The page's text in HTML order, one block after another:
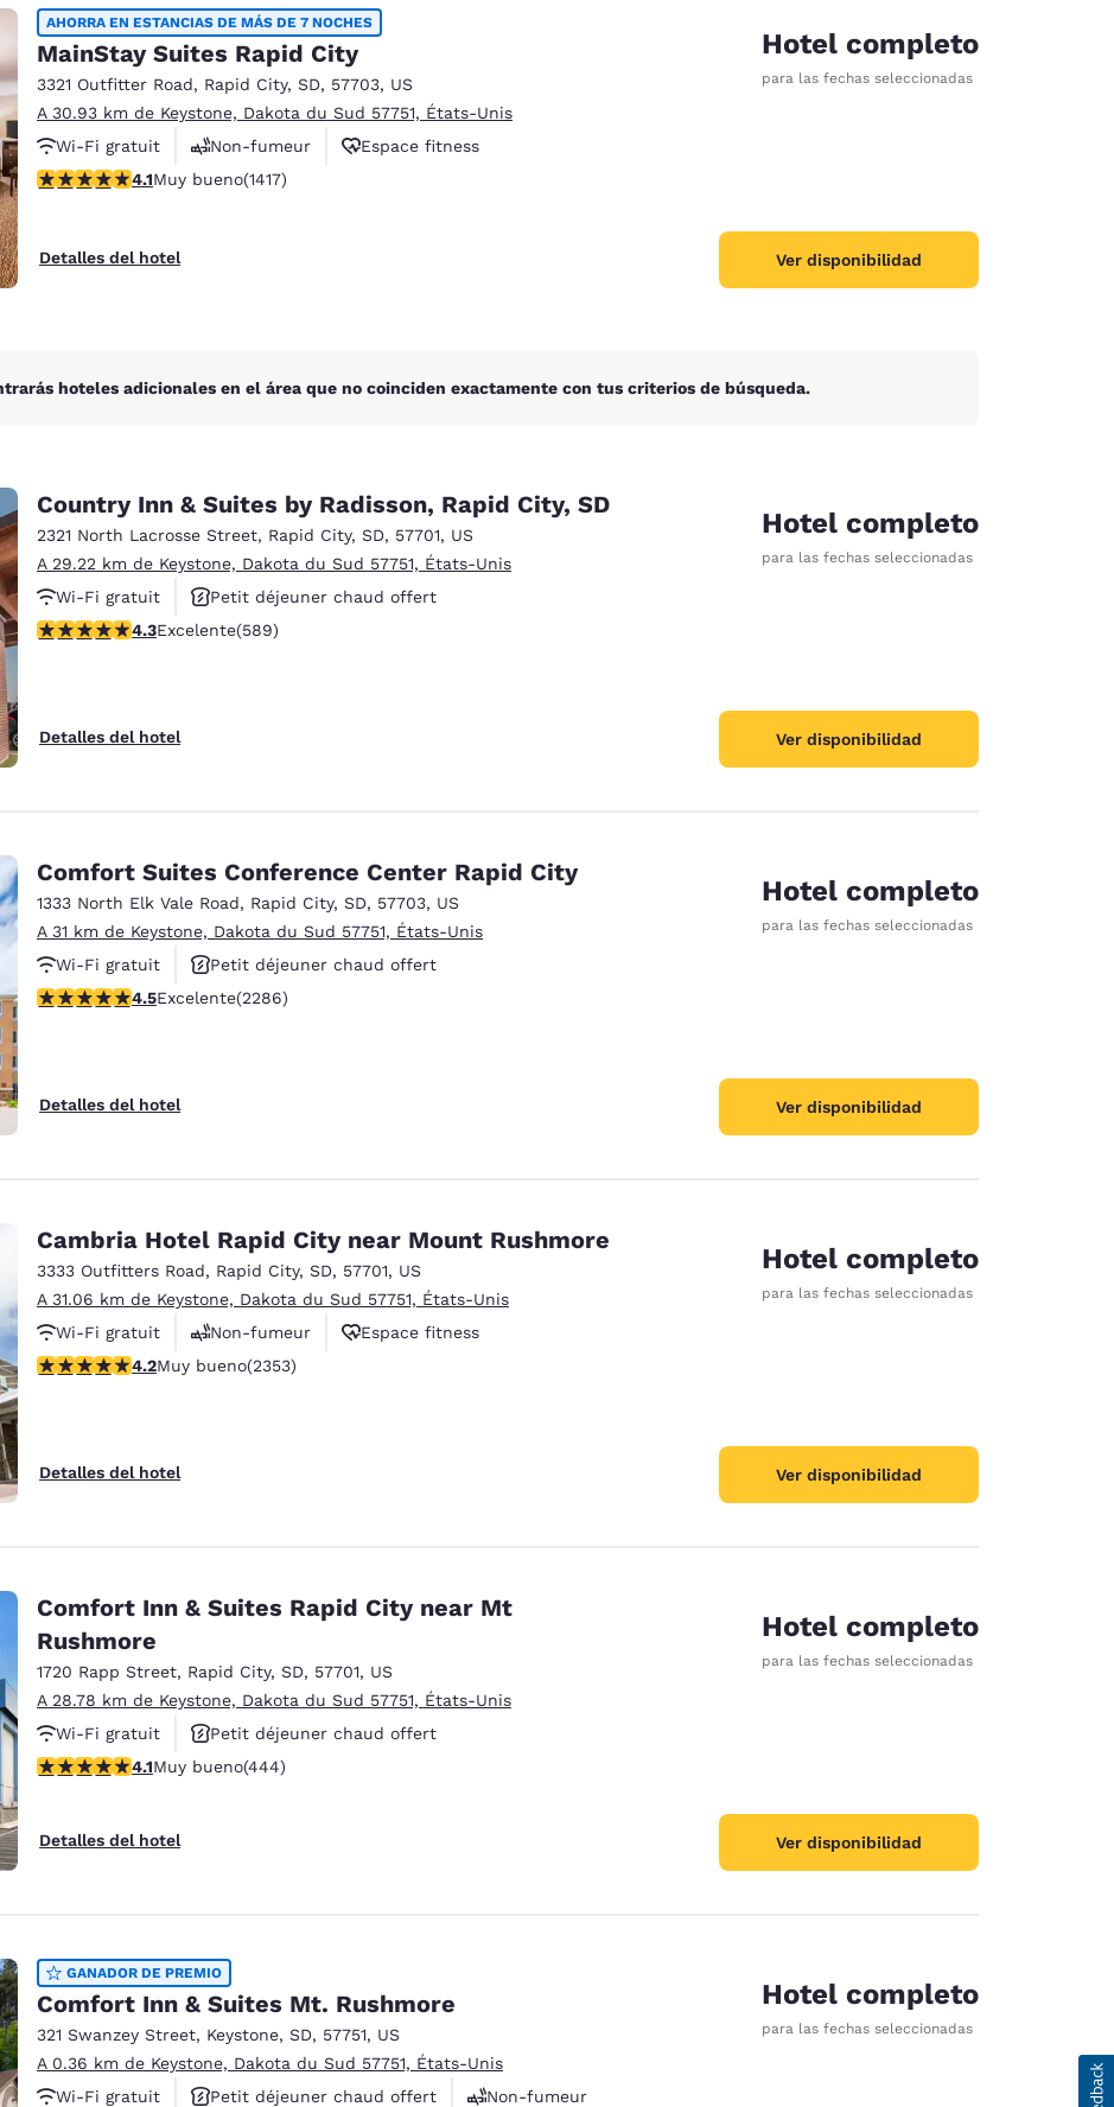
Español
Germany España
France
AHORRA EN ESTANCIAS DE MÁS DE 7 NOCHES
MainStay Suites Rapid City
3321 Outfitter Road, Rapid City, SD, 57703, US
A 30.93 km de Keystone, Dakota du Sud 57751, États-Unis
Wi-Fi gratuit
Non-fumeur
Espace fitness
calificación de 4.12 estrellas. Muy bueno. 1417 reseñas
4.1Muy bueno(1417)
Detalles del hotel
Hotel completo
para las fechas seleccionadas
Ver disponibilidad
hoteles adicionales en el área que no coinciden exactamente con tus criterios de búsqueda.
Country Inn & Suites by Radisson, Rapid City, SD
2321 North Lacrosse Street, Rapid City, SD, 57701, US
A 29.22 km de Keystone, Dakota du Sud 57751, États-Unis
Wi-Fi gratuit
Petit déjeuner chaud offert
Animaux acceptés
calificación de 4.33 estrellas. Excelente. 589 reseñas
4.3Excelente(589)
Detalles del hotel
Hotel completo
para las fechas seleccionadas
Ver disponibilidad
Comfort Suites Conference Center Rapid City
1333 North Elk Vale Road, Rapid City, SD, 57703, US
A 31 km de Keystone, Dakota du Sud 57751, États-Unis
Wi-Fi gratuit
Petit déjeuner chaud offert
Animaux acceptés
calificación de 4.55 estrellas. Excelente. 2286 reseñas
4.5Excelente(2286)
Detalles del hotel
Hotel completo
para las fechas seleccionadas
Ver disponibilidad
Cambria Hotel Rapid City near Mount Rushmore
3333 Outfitters Road, Rapid City, SD, 57701, US
A 31.06 km de Keystone, Dakota du Sud 57751, États-Unis
Wi-Fi gratuit
Non-fumeur
Espace fitness
calificación de 4.19 estrellas. Muy bueno. 2353 reseñas
4.2Muy bueno(2353)
Detalles del hotel
Hotel completo
para las fechas seleccionadas
Ver disponibilidad
Comfort Inn & Suites Rapid City near Mt
Rushmore
1720 Rapp Street, Rapid City, SD, 57701, US
A 28.78 km de Keystone, Dakota du Sud 57751, États-Unis
Wi-Fi gratuit
Petit déjeuner chaud offert
Animaux acceptés
calificación de 4.14 estrellas. Muy bueno. 444 reseñas
4.1Muy bueno(444)
Detalles del hotel
Hotel completo
para las fechas seleccionadas
Ver disponibilidad
GANADOR DE PREMIO
Comfort Inn & Suites Mt. Rushmore
321 Swanzey Street, Keystone, SD, 57751, US
A 0.36 km de Keystone, Dakota du Sud 57751, États-Unis
Wi-Fi gratuit
Petit déjeuner chaud offert
Non-fumeur
Hotel completo
para las fechas seleccionadas